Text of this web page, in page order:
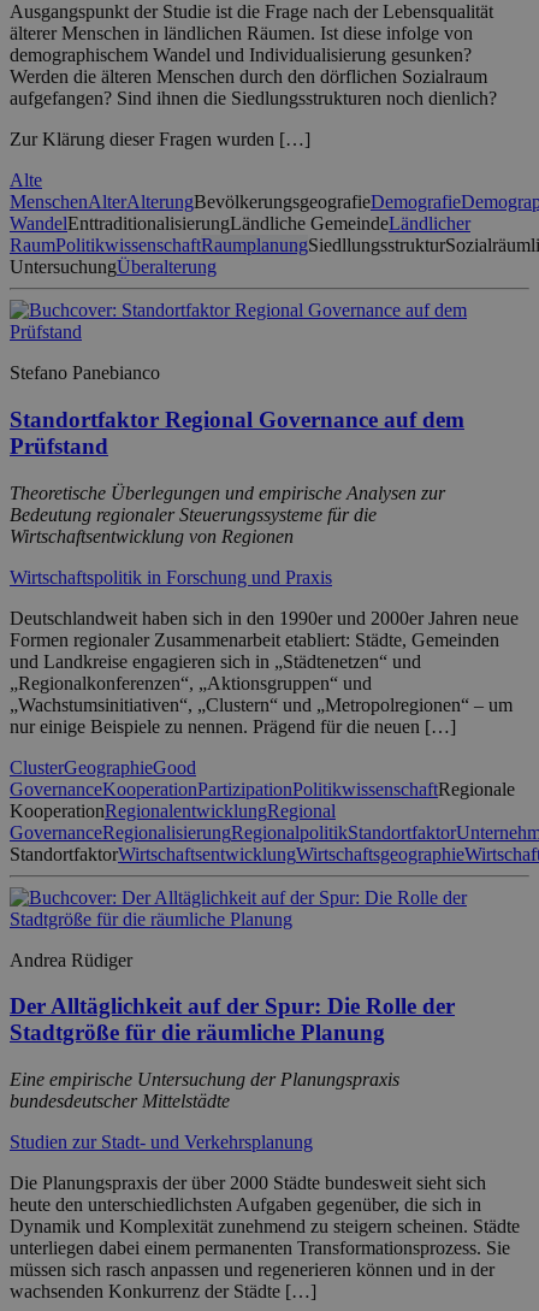
Ausgangspunkt der Studie ist die Frage nach der Lebensqualität
älterer Menschen in ländlichen Räumen. Ist diese infolge von
demographischem Wandel und Individualisierung gesunken?
Werden die älteren Menschen durch den dörflichen Sozialraum
aufgefangen? Sind ihnen die Siedlungsstrukturen noch dienlich?
Zur Klärung dieser Fragen wurden […]
Alte
MenschenAlterAlterungBevölkerungsgeografieDemografie
WandelEnttraditionalisierungLändliche GemeindeLändlicher
RaumPolitikwissenschaftRaumplanungSiedllungsstruktur
UntersuchungÜberalterung
Stefano Panebianco
Standortfaktor Regional Governance auf dem
Prüfstand
Theoretische Überlegungen und empirische Analysen zur
Bedeutung regionaler Steuerungssysteme für die
Wirtschaftsentwicklung von Regionen
Wirtschaftspolitik in Forschung und Praxis
Deutschlandweit haben sich in den 1990er und 2000er Jahren neue
Formen regionaler Zusammenarbeit etabliert: Städte, Gemeinden
und Landkreise engagieren sich in „Städtenetzen“ und
„Regionalkonferenzen“, „Aktionsgruppen“ und
„Wachstumsinitiativen“, „Clustern“ und „Metropolregionen“ – um
nur einige Beispiele zu nennen. Prägend für die neuen […]
ClusterGeographieGood
GovernanceKooperationPartizipationPolitikwissenschaftRegionale
KooperationRegionalentwicklungRegional
GovernanceRegionalisierungRegionalpolitikStandortfaktor
StandortfaktorWirtschaftsentwicklungWirtschaftsgeographie
Andrea Rüdiger
Der Alltäglichkeit auf der Spur: Die Rolle der
Stadtgröße für die räumliche Planung
Eine empirische Untersuchung der Planungspraxis
bundesdeutscher Mittelstädte
Studien zur Stadt- und Verkehrsplanung
Die Planungspraxis der über 2000 Städte bundesweit sieht sich
heute den unterschiedlichsten Aufgaben gegenüber, die sich in
Dynamik und Komplexität zunehmend zu steigern scheinen. Städte
unterliegen dabei einem permanenten Transformationsprozess. Sie
müssen sich rasch anpassen und regenerieren können und in der
wachsenden Konkurrenz der Städte […]